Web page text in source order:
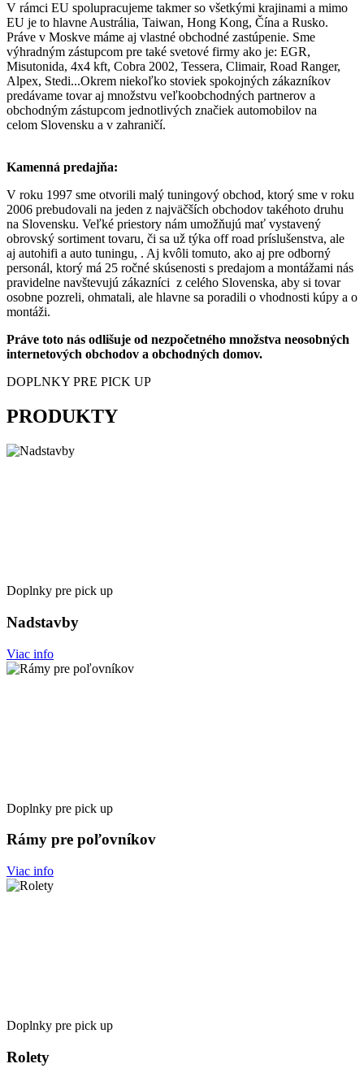
V rámci EU spolupracujeme takmer so všetkými krajinami a mimo
EU je to hlavne Austrália, Taiwan, Hong Kong, Čína a Rusko.
Práve v Moskve máme aj vlastné obchodné zastúpenie. Sme
výhradným zástupcom pre také svetové firmy ako je: EGR,
Misutonida, 4x4 kft, Cobra 2002, Tessera, Climair, Road Ranger,
Alpex, Stedi...Okrem niekoľko stoviek spokojných zákazníkov
predávame tovar aj množstvu veľkoobchodných partnerov a
obchodným zástupcom jednotlivých značiek automobilov na
celom Slovensku a v zahraničí.
Kamenná predajňa:
V roku 1997 sme otvorili malý tuningový obchod, ktorý sme v roku
2006 prebudovali na jeden z najväčších obchodov takéhoto druhu
na Slovensku. Veľké priestory nám umožňujú mať vystavený
obrovský sortiment tovaru, či sa už týka off road príslušenstva, ale
aj autohifi a auto tuningu, . Aj kvôli tomuto, ako aj pre odborný
personál, ktorý má 25 ročné skúsenosti s predajom a montážami nás
pravidelne navštevujú zákazníci z celého Slovenska, aby si tovar
osobne pozreli, ohmatali, ale hlavne sa poradili o vhodnosti kúpy a o
montáži.
Práve toto nás odlišuje od nezpočetného množstva neosobných
internetových obchodov a obchodných domov.
DOPLNKY PRE PICK UP
PRODUKTY
Doplnky pre pick up
Nadstavby
Viac info
Doplnky pre pick up
Rámy pre poľovníkov
Viac info
Doplnky pre pick up
Rolety